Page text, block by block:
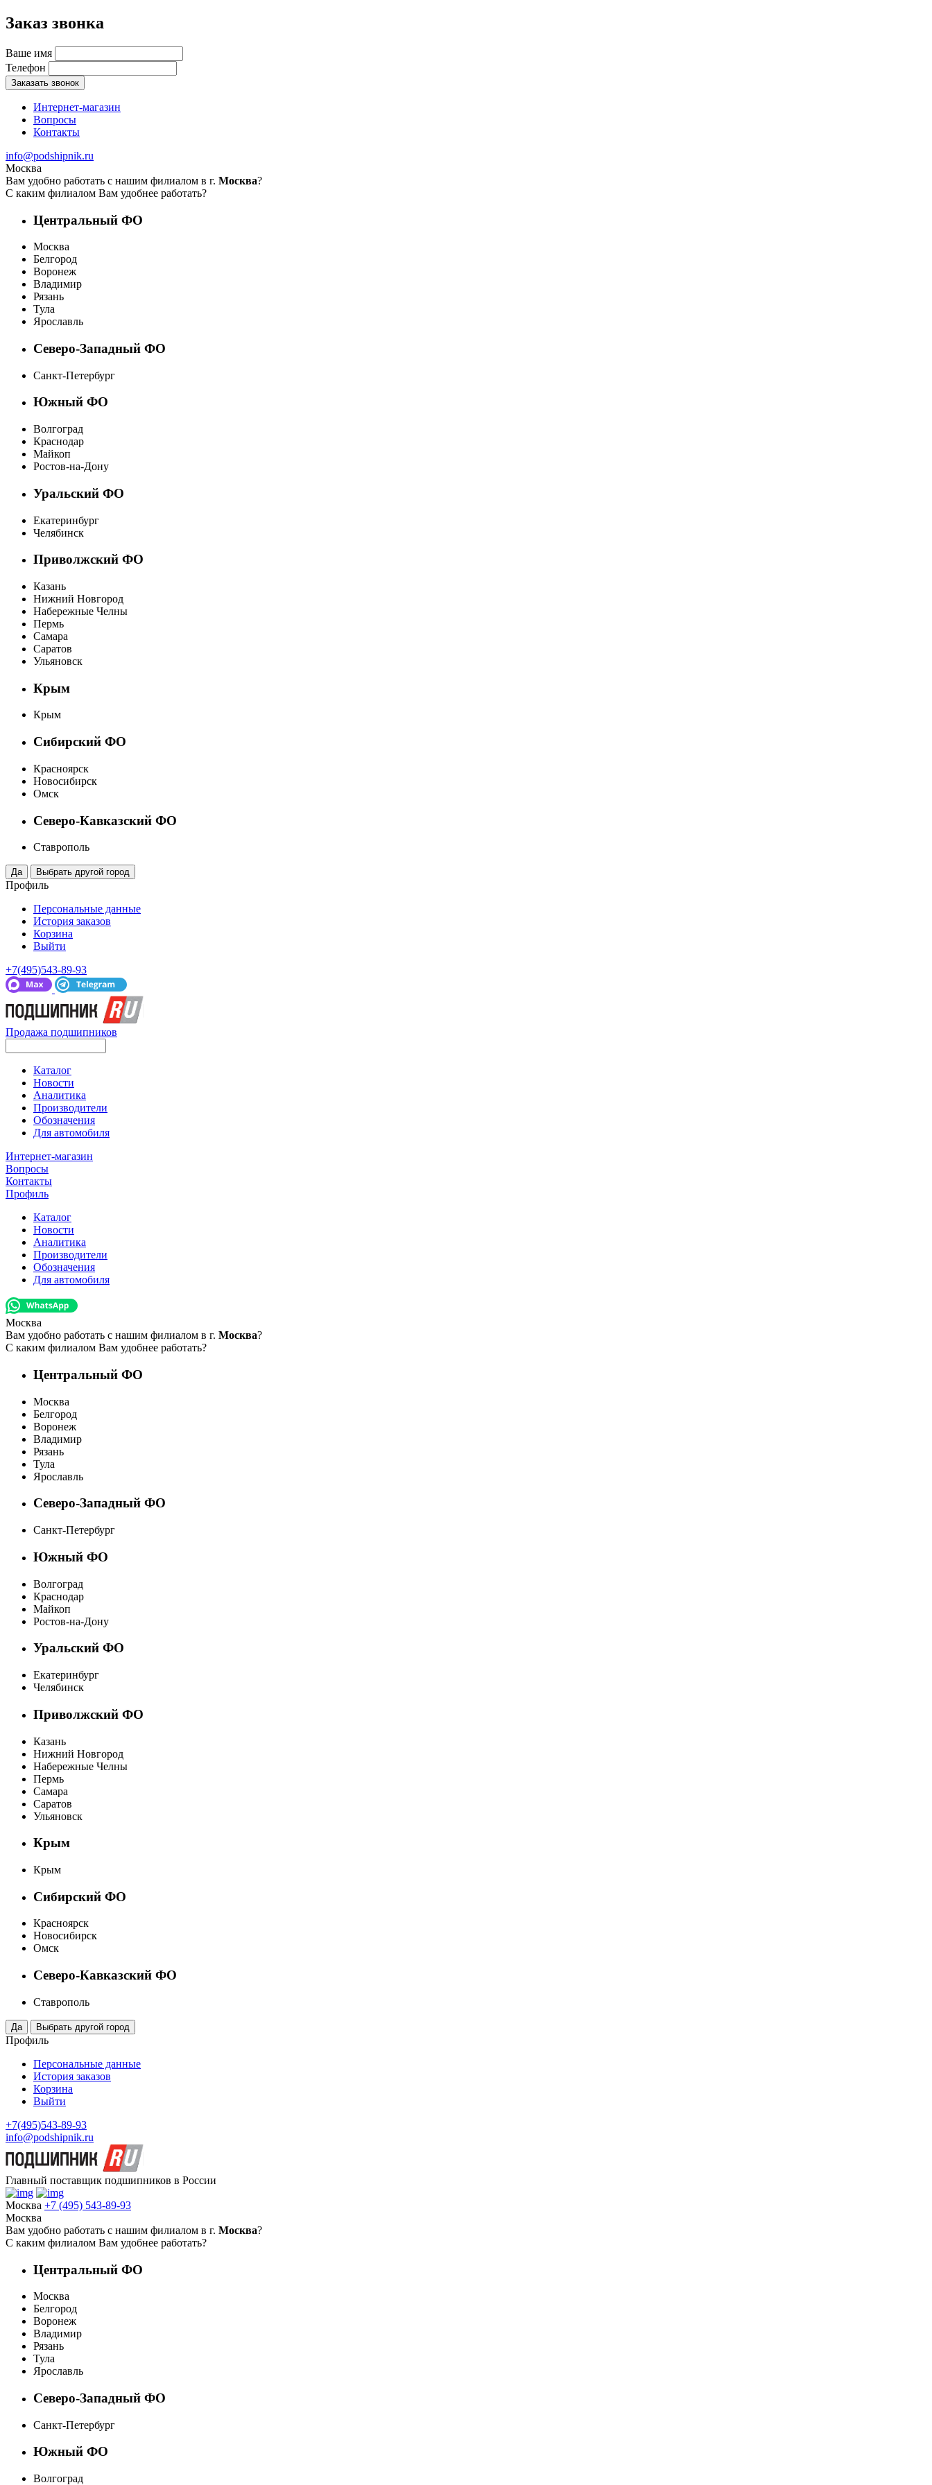
Заказ звонка
Ваше имя
Телефон
Заказать звонок
Интернет-магазин
Вопросы
Контакты
info@podshipnik.ru
Москва
Вам удобно работать с нашим филиалом в г. Москва?
С каким филиалом Вам удобнее работать?
Центральный ФО
Москва
Белгород
Воронеж
Владимир
Рязань
Тула
Ярославль
Северо-Западный ФО
Санкт-Петербург
Южный ФО
Волгоград
Краснодар
Майкоп
Ростов-на-Дону
Уральский ФО
Екатеринбург
Челябинск
Приволжский ФО
Казань
Нижний Новгород
Набережные Челны
Пермь
Самара
Саратов
Ульяновск
Крым
Крым
Сибирский ФО
Красноярск
Новосибирск
Омск
Северо-Кавказский ФО
Ставрополь
Профиль
Персональные данные
История заказов
Корзина
Выйти
+7(495)543-89-93
Продажа подшипников
Каталог
Новости
Аналитика
Производители
Обозначения
Для автомобиля
Интернет-магазин
Вопросы
Контакты
Профиль
Каталог
Новости
Аналитика
Производители
Обозначения
Для автомобиля
Москва
Вам удобно работать с нашим филиалом в г. Москва?
С каким филиалом Вам удобнее работать?
Центральный ФО
Москва
Белгород
Воронеж
Владимир
Рязань
Тула
Ярославль
Северо-Западный ФО
Санкт-Петербург
Южный ФО
Волгоград
Краснодар
Майкоп
Ростов-на-Дону
Уральский ФО
Екатеринбург
Челябинск
Приволжский ФО
Казань
Нижний Новгород
Набережные Челны
Пермь
Самара
Саратов
Ульяновск
Крым
Крым
Сибирский ФО
Красноярск
Новосибирск
Омск
Северо-Кавказский ФО
Ставрополь
Профиль
Персональные данные
История заказов
Корзина
Выйти
+7(495)543-89-93
info@podshipnik.ru
Главный поставщик подшипников в России
Москва +7 (495) 543-89-93
Москва
Вам удобно работать с нашим филиалом в г. Москва?
С каким филиалом Вам удобнее работать?
Центральный ФО
Москва
Белгород
Воронеж
Владимир
Рязань
Тула
Ярославль
Северо-Западный ФО
Санкт-Петербург
Южный ФО
Волгоград